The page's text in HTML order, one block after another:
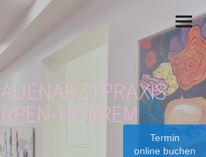
Termin
online buchen